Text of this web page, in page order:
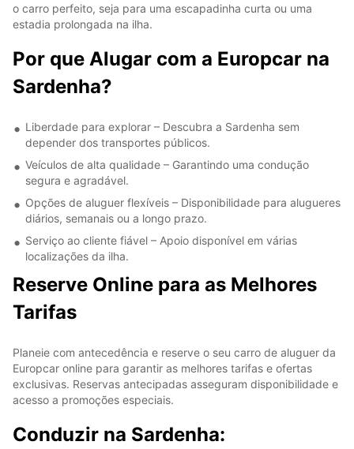
o carro perfeito, seja para uma escapadinha curta ou uma
estadia prolongada na ilha.
Por que Alugar com a Europcar na
Sardenha?
Liberdade para explorar – Descubra a Sardenha sem
depender dos transportes públicos.
Veículos de alta qualidade – Garantindo uma condução
segura e agradável.
Opções de aluguer flexíveis – Disponibilidade para alugueres
diários, semanais ou a longo prazo.
Serviço ao cliente fiável – Apoio disponível em várias
localizações da ilha.
Reserve Online para as Melhores
Tarifas
Planeie com antecedência e reserve o seu carro de aluguer da
Europcar online para garantir as melhores tarifas e ofertas
exclusivas. Reservas antecipadas asseguram disponibilidade e
acesso a promoções especiais.
Conduzir na Sardenha: